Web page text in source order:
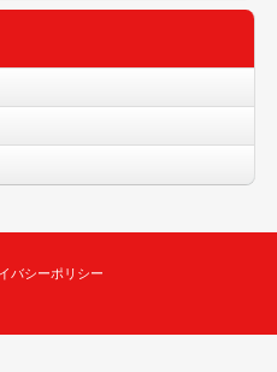
バシーポリシー